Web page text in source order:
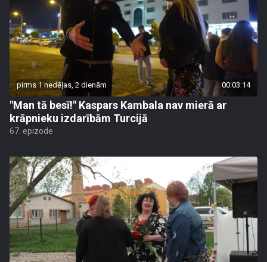
pirms 1 nedēļas, 2 dienām 00:03:14
"Man tā besī!" Kaspars Kambala nav mierā ar
krāpnieku izdarībām Turcijā
67. epizode